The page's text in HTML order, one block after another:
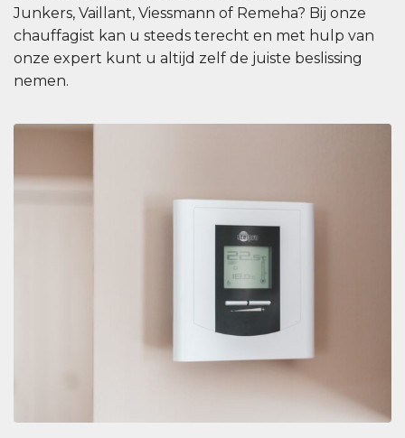
Junkers, Vaillant, Viessmann of Remeha? Bij onze
chauffagist kan u steeds terecht en met hulp van
onze expert kunt u altijd zelf de juiste beslissing
nemen.